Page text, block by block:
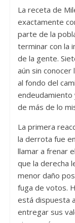
La receta de
exactamente
parte de la
terminar con la
de la gente.
aún sin
al fondo del
de más de lo
La primera
la derrota fue
llamar a frenar
que la derecha
menor daño
fuga de votos.
está dispuesta
entregar sus